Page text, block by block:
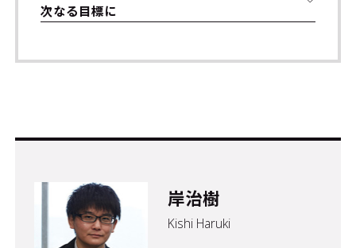
次なる目標に
岸治樹
Kishi Haruki